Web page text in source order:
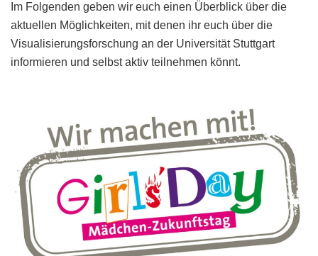
Im Folgenden geben wir euch einen Überblick über die
aktuellen Möglichkeiten, mit denen ihr euch über die
Visualisierungsforschung an der Universität Stuttgart
informieren und selbst aktiv teilnehmen könnt.